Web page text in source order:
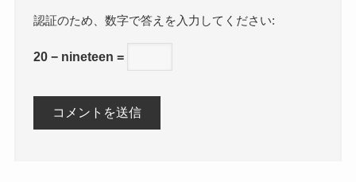
数字で答えを入力してください:
20 − nineteen =